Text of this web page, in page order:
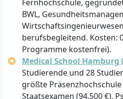
Fernhochschule,
BWL,
berufsbegleitend. Kosten:
Programme kostenfrei).
Medical School Hamburg
Studierende und 28
größte
Staatsexamen (94.500 €),